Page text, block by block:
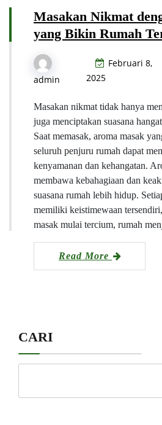
Masakan Nikmat
yang Bikin Rumah
admin
Februari 8,
2025
Masakan nikmat tidak hanya
juga menciptakan suasana
Saat memasak, aroma masak
seluruh penjuru rumah dapat
kenyamanan dan kehangatan.
membawa kebahagiaan dan
suasana rumah lebih hidup.
memiliki keistimewaan
masak mulai tercium, rumah
Read More
CARI